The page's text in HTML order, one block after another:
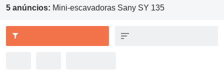
5 anúncios: Mini-escavadoras Sany SY 135